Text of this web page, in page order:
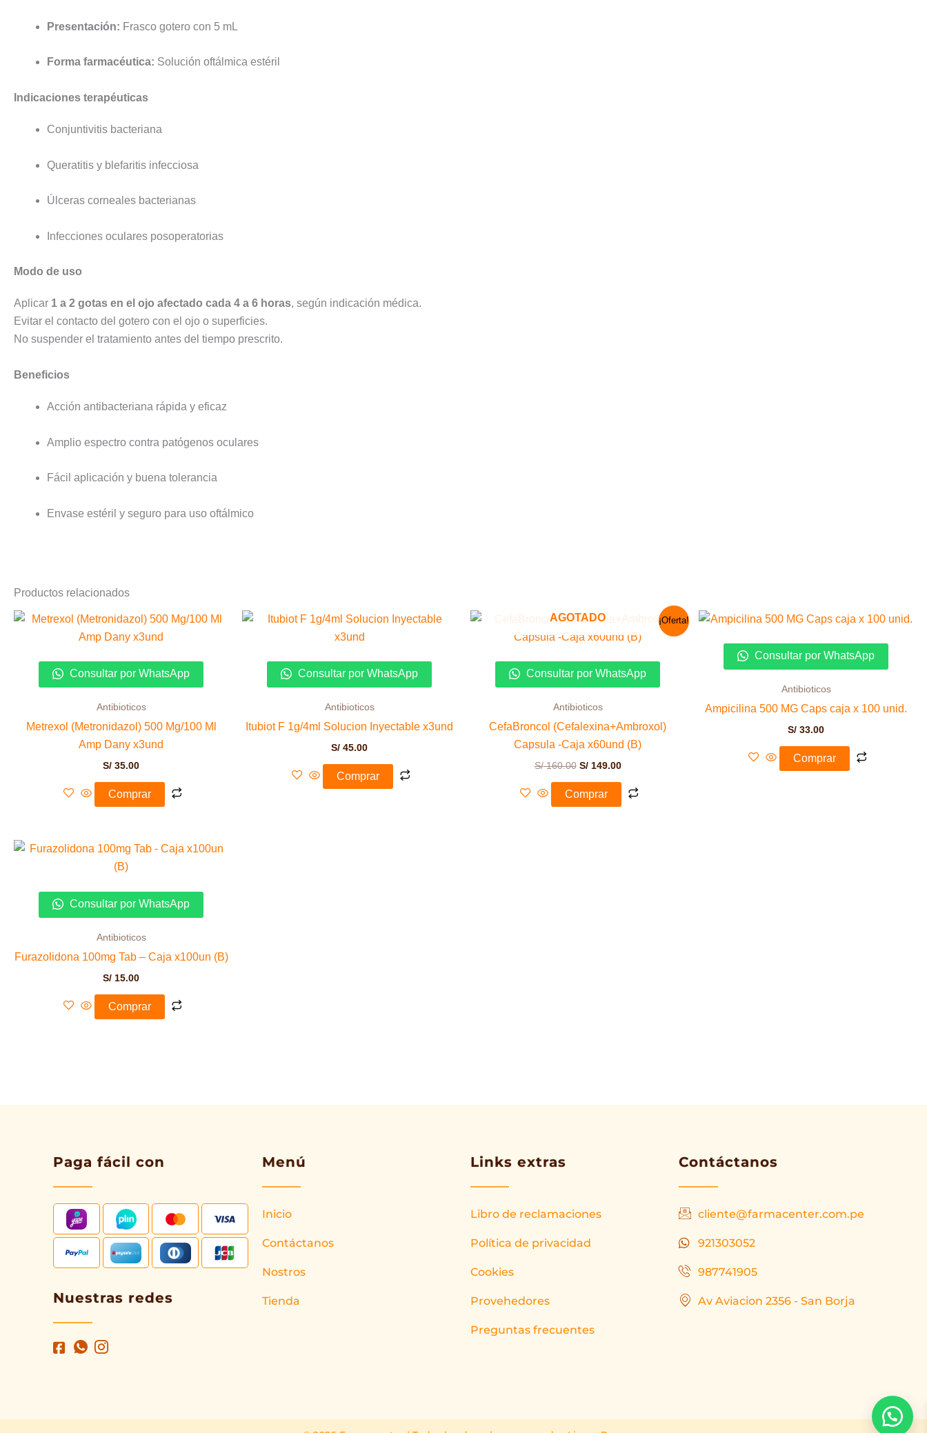
Presentación: Frasco gotero con 5 mL
Forma farmacéutica: Solución oftálmica estéril
Indicaciones terapéuticas
Conjuntivitis bacteriana
Queratitis y blefaritis infecciosa
Úlceras corneales bacterianas
Infecciones oculares posoperatorias
Modo de uso
Aplicar 1 a 2 gotas en el ojo afectado cada 4 a 6 horas, según indicación médica.
Evitar el contacto del gotero con el ojo o superficies.
No suspender el tratamiento antes del tiempo prescrito.
Beneficios
Acción antibacteriana rápida y eficaz
Amplio espectro contra patógenos oculares
Fácil aplicación y buena tolerancia
Envase estéril y seguro para uso oftálmico
Productos relacionados
Consultar por WhatsApp
Antibioticos
Metrexol (Metronidazol) 500 Mg/100 Ml
Amp Dany x3und
S/ 35.00
Comprar
Consultar por WhatsApp
Antibioticos
Itubiot F 1g/4ml Solucion Inyectable x3und
S/ 45.00
Comprar
¡Oferta!
AGOTADO
Consultar por WhatsApp
Antibioticos
CefaBroncol (Cefalexina+Ambroxol)
Capsula -Caja x60und (B)
S/160.00
El
original
S/ 160.00.
S/149.00
El
actual
S/ 149.00.
Comprar
Consultar por WhatsApp
Antibioticos
Ampicilina 500 MG Caps caja x 100 unid.
S/ 33.00
Comprar
Consultar por WhatsApp
Antibioticos
Furazolidona 100mg Tab – Caja x100un (B)
S/ 15.00
Comprar
Paga fácil con
Nuestras redes
Menú
Inicio
Contáctanos
Nostros
Tienda
Links extras
Libro de reclamaciones
Política de privacidad
Cookies
Provehedores
Preguntas frecuentes
Contáctanos
cliente@farmacenter.com.pe
921303052
987741905
Av Aviacion 2356 - San Borja